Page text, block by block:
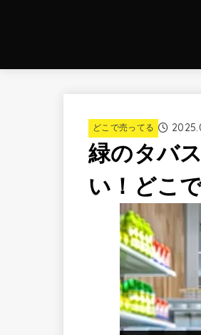
どこで売ってる
緑のタバ
い！どこ